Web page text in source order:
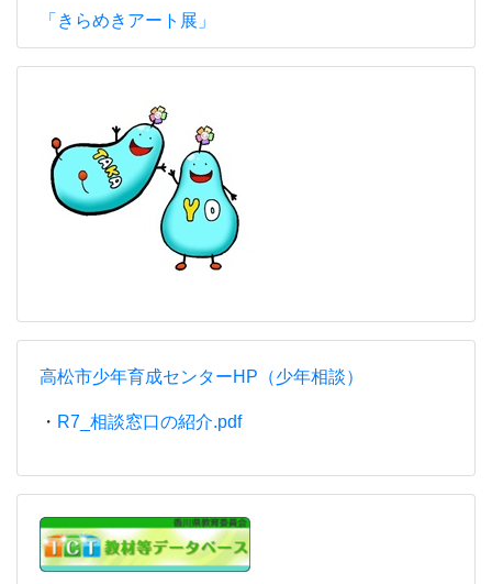
「きらめきアート展」
高松市少年育成センターHP（少年相談）
・ R7_相談窓口の紹介.pdf